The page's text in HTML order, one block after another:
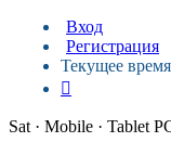
Вход
Регистрация
Текущее
Sat · Mobile · Tablet